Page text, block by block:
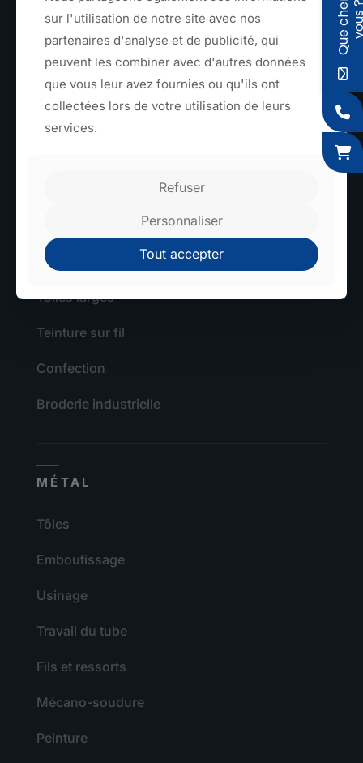
TEXTILE
Découpe textile
Toiles larges
Teinture sur fil
Confection
Broderie industrielle
MÉTAL
Tôles
Emboutissage
Usinage
Travail du tube
Fils et ressorts
Mécano-soudure
Peinture
sur l'utilisation de notre site avec nos
partenaires d'analyse et de publicité, qui
peuvent les combiner avec d'autres données
que vous leur avez fournies ou qu'ils ont
collectées lors de votre utilisation de leurs
services.
Refuser
Personnaliser
Tout accepter